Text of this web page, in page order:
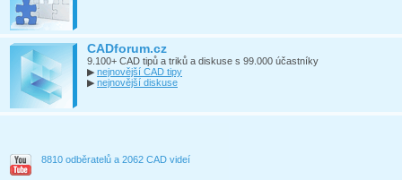
CADforum.cz
9.100+ CAD tipů a triků a diskuse s 99.000 účastníky
▶ nejnovější CAD tipy
▶ nejnovější diskuse
8810 odběratelů a 2062 CAD videí